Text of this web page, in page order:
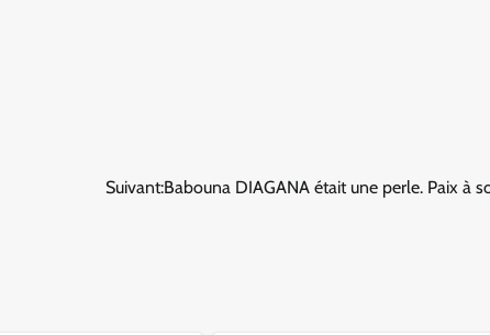
Suivant:Babouna DIAGANA était une perle. Paix à